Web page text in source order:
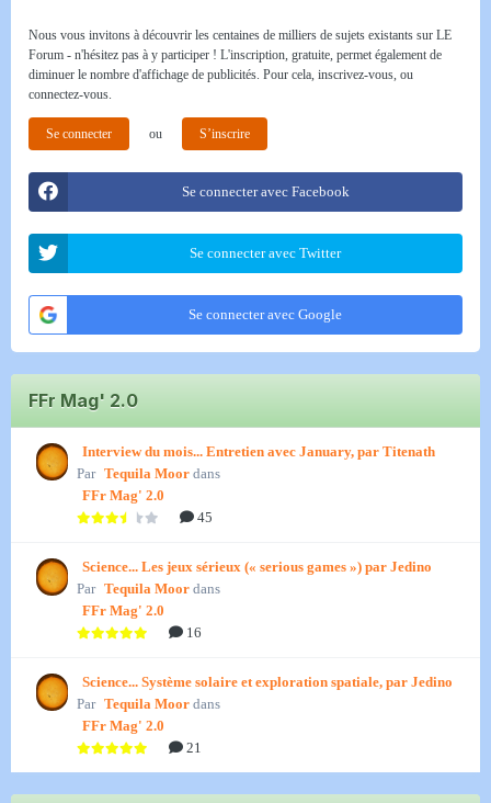
Nous vous invitons à découvrir les centaines de milliers de sujets existants sur LE
Forum - n'hésitez pas à y participer ! L'inscription, gratuite, permet également de
diminuer le nombre d'affichage de publicités. Pour cela, inscrivez-vous, ou
connectez-vous.
Se connecter ou S’inscrire
Se connecter avec Facebook
Se connecter avec Twitter
Se connecter avec Google
FFr Mag' 2.0
Interview du mois... Entretien avec January, par Titenath
Par Tequila Moor dans
FFr Mag' 2.0
45
Science... Les jeux sérieux (« serious games ») par Jedino
Par Tequila Moor dans
FFr Mag' 2.0
16
Science... Système solaire et exploration spatiale, par Jedino
Par Tequila Moor dans
FFr Mag' 2.0
21